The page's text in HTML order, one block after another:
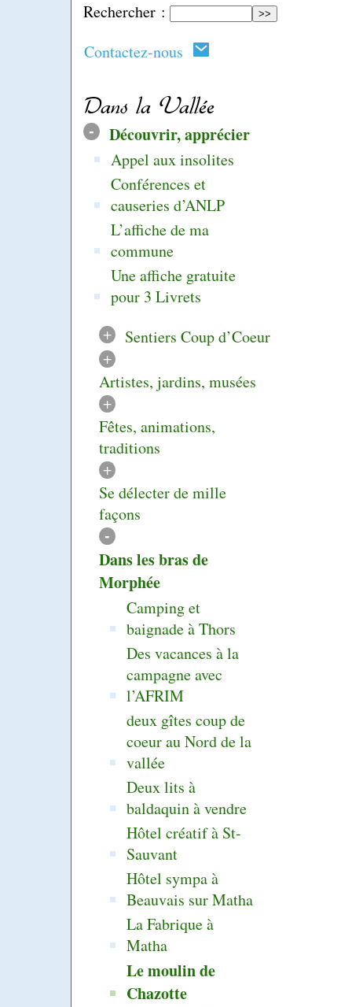
Rechercher :
Contactez-nous
Dans la Vallée
- Découvrir, apprécier
Appel aux insolites
Conférences et
causeries d’ANLP
L’affiche de ma
commune
Une affiche gratuite
pour 3 Livrets
+
Sentiers Coup d’Coeur
+
Artistes, jardins, musées
+
Fêtes, animations,
traditions
+
Se délecter de mille
façons
-
Dans les bras de
Morphée
Camping et
baignade à Thors
Des vacances à la
campagne avec
l’AFRIM
deux gîtes coup de
coeur au Nord de la
vallée
Deux lits à
baldaquin à vendre
Hôtel créatif à St-
Sauvant
Hôtel sympa à
Beauvais sur Matha
La Fabrique à
Matha
Le moulin de
Chazotte